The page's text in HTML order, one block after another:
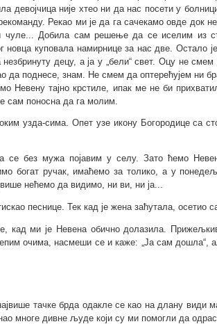
девојчица није хтео ни да нас посети у
Рекао ми је да га сачекамо овде док
Добила сам решење да се иселим из
новца куповала намирнице за нас две. Остало
децу, а ја у „бели“ свет. Оцу не
да поднесе, знам. Не смем да оптерећујем ни
Невену тајно крстиле, ипак ме не би
сам поносна да га молим.
узда-сима. Опет узе икону Богородице са
се без мужа појавим у селу. Зато ћемо
богат ручак, имаћемо за толико, а у
нећемо да видимо, ни ви, ни ја...
песнице. Тек кад је жена заћутала, осетио
кад ми је Невена обично долазила.
очима, насмеши се и каже: „Ја сам дошла“,
тачке брда одакле се као на длану види
многе дивне људе који су ми помогли да